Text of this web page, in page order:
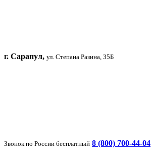
г. Сарапул, ул. Степана Разина, 35Б
Звонок по России бесплатный 8 (800) 700-44-04